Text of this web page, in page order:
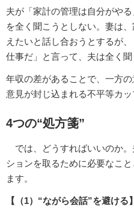
夫が「家計の管理は自分がや
を全く聞こうとしない。妻は
えたいと話し合おうとするが
仕事だ」と言って、夫は全く
年収の差があることで、一方
意見が封じ込まれる不平等カッ
4つの“処方箋”
では、どうすればいいのか
ションを取るために必要なこ
ます。
【（1）“ながら会話”を避ける】